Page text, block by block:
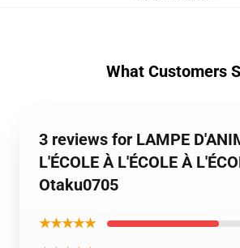
What Customers
3 reviews for LAMPE
L'ÉCOLE À L'ÉCOLE À
Otaku0705
★★★★★